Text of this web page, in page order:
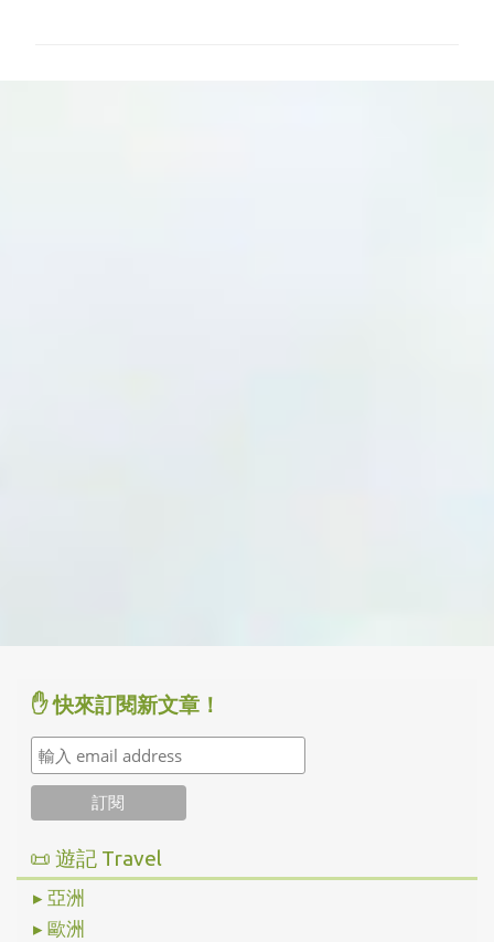
✋ 快來訂閱新文章！
📜 遊記 Travel
▸ 亞洲
▸ 歐洲